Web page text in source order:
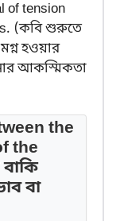
of tension
(কবি শুরুতে
হওয়ার
আকস্মিকতা
the
the
বা